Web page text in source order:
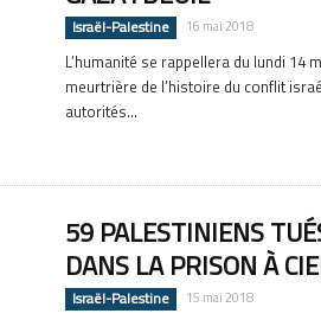
Israël-Palestine 16 mai 2018
L’humanité se rappellera du lundi 14
meurtrière de l’histoire du conflit
autorités...
59 PALESTINIENS
DANS LA PRISON À
Israël-Palestine 15 mai 2018